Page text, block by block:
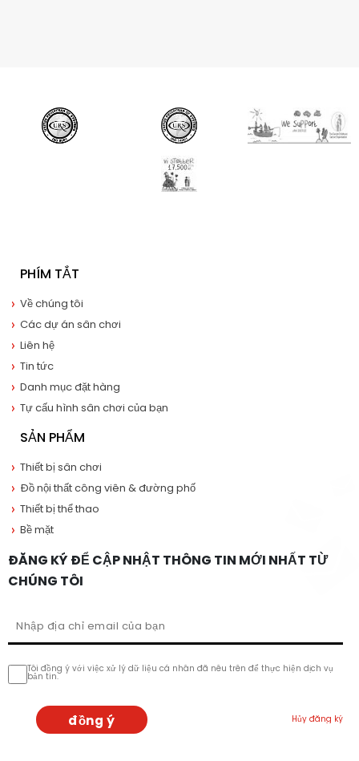
PHÍM TẮT
Về chúng tôi
Các dự án sân chơi
Liên hệ
Tin tức
Danh mục đặt hàng
Tự cấu hình sân chơi của bạn
SẢN PHẨM
Thiết bị sân chơi
Đồ nội thất công viên & đường phố
Thiết bị thể thao
Bề mặt
ĐĂNG KÝ ĐỂ CẬP NHẬT THÔNG TIN MỚI NHẤT TỪ
CHÚNG TÔI
Tôi đồng ý với việc xử lý dữ liệu cá nhân đã nêu trên để thực hiện dịch vụ
bản tin.